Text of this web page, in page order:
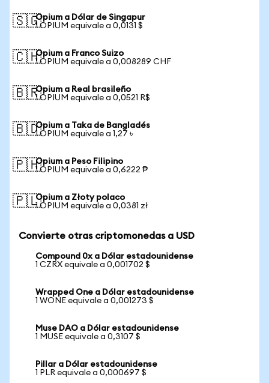
🇸🇬Opium a Dólar de Singapur
1 OPIUM equivale a 0,0131 $
🇨🇭Opium a Franco Suizo
1 OPIUM equivale a 0,008289 CHF
🇧🇷Opium a Real brasileño
1 OPIUM equivale a 0,0521 R$
🇧🇩Opium a Taka de Bangladés
1 OPIUM equivale a 1,27 ৳
🇵🇭Opium a Peso Filipino
1 OPIUM equivale a 0,6222 ₱
🇵🇱Opium a Złoty polaco
1 OPIUM equivale a 0,0381 zł
Convierte otras criptomonedas a USD
Compound 0x a Dólar estadounidense
1 CZRX equivale a 0,001702 $
Wrapped One a Dólar estadounidense
1 WONE equivale a 0,001273 $
Muse DAO a Dólar estadounidense
1 MUSE equivale a 0,3107 $
Pillar a Dólar estadounidense
1 PLR equivale a 0,000697 $